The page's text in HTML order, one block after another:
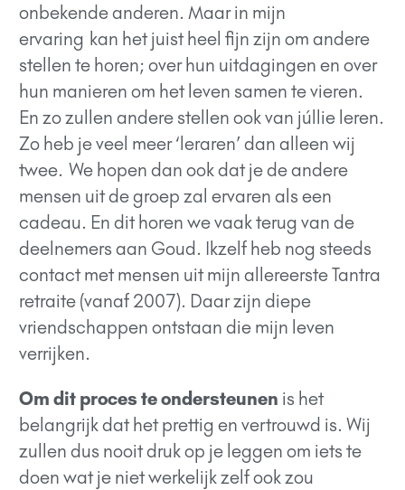
onbekende anderen. Maar in mijn
ervaring kan het juist heel fijn zijn om andere
stellen te horen; over hun uitdagingen en over
hun manieren om het leven samen te vieren.
En zo zullen andere stellen ook van júllie leren.
Zo heb je veel meer ‘leraren’ dan alleen wij
twee. We hopen dan ook dat je de andere
mensen uit de groep zal ervaren als een
cadeau. En dit horen we vaak terug van de
deelnemers aan Goud. Ikzelf heb nog steeds
contact met mensen uit mijn allereerste Tantra
retraite (vanaf 2007). Daar zijn diepe
vriendschappen ontstaan die mijn leven
verrijken.
Om dit proces te ondersteunen is het
belangrijk dat het prettig en vertrouwd is. Wij
zullen dus nooit druk op je leggen om iets te
doen wat je niet werkelijk zelf ook zou